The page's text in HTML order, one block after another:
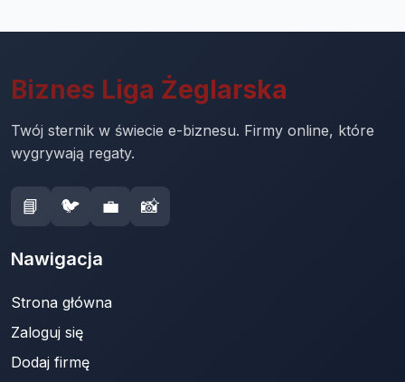
Biznes Liga Żeglarska
Twój sternik w świecie e-biznesu. Firmy online, które
wygrywają regaty.
📘 🐦 💼 📸
Nawigacja
Strona główna
Zaloguj się
Dodaj firmę